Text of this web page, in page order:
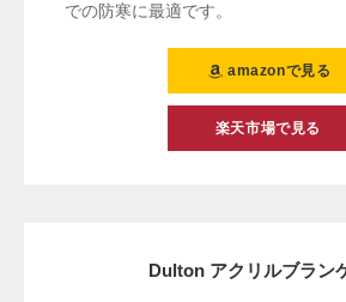
での防寒に最適です。
amazonで見る
楽天市場で見る
Dulton アクリルブラン